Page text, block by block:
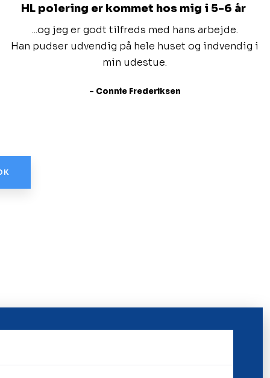
HL polering er kommet hos mig i 5-6 år
...og jeg er godt tilfreds med hans arbejde.
Han pudser udvendig på hele huset og indvendig i
min udestue.
- Connie Frederiksen